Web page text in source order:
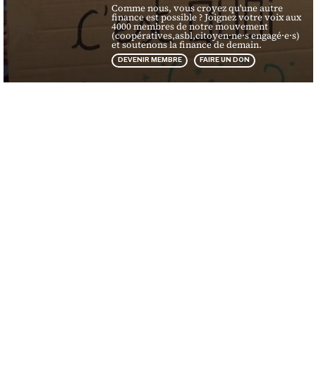
Comme nous, vous croyez qu'une autre
finance est possible ? Joignez votre voix aux
4000 membres de notre mouvement
(coopératives,asbl,citoyen·ne·s engagé·e·s)
et soutenons la finance de demain.
DEVENIR MEMBRE FAIRE UN DON